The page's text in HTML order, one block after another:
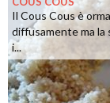
Il Cous Cous è
diffusamente ma la
i...